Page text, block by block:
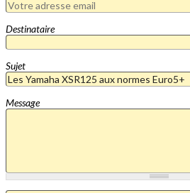
Destinataire
Sujet
Message